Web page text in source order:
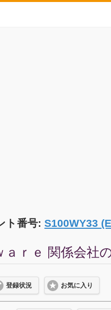
ト番号:S100WY33
ｒｅ 関係会社
登録状況 お気に入り